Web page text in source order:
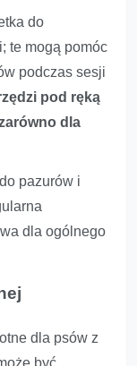
do
te mogą pomóc
podczas sesji
pod ręką
dla
pazurów i
dla ogólnego
dla psów z